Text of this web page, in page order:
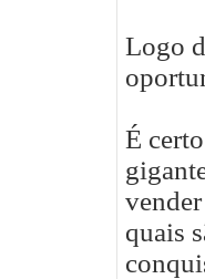
Logo
É
quais